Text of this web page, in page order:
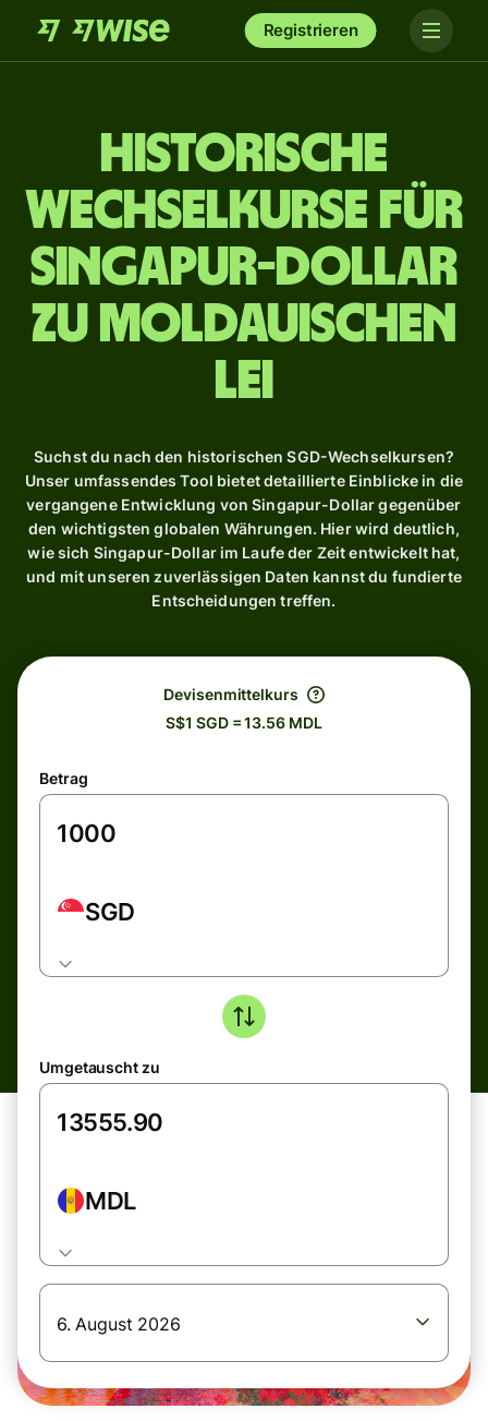
Registrieren
Historische
Wechselkurse für
Singapur-Dollar
zu moldauischen
Lei
Suchst du nach den historischen SGD-Wechselkursen?
Unser umfassendes Tool bietet detaillierte Einblicke in die
vergangene Entwicklung von Singapur-Dollar gegenüber
den wichtigsten globalen Währungen. Hier wird deutlich,
wie sich Singapur-Dollar im Laufe der Zeit entwickelt hat,
und mit unseren zuverlässigen Daten kannst du fundierte
Entscheidungen treffen.
Devisenmittelkurs
S$1 SGD = 13.56 MDL
Betrag
SGD
Umgetauscht zu
MDL
6. August 2026